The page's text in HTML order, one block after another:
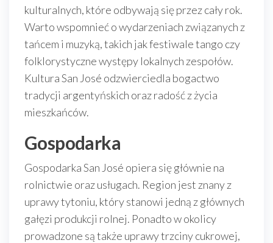
kulturalnych, które odbywają się przez cały rok.
Warto wspomnieć o wydarzeniach związanych z
tańcem i muzyką, takich jak festiwale tango czy
folklorystyczne występy lokalnych zespołów.
Kultura San José odzwierciedla bogactwo
tradycji argentyńskich oraz radość z życia
mieszkańców.
Gospodarka
Gospodarka San José opiera się głównie na
rolnictwie oraz usługach. Region jest znany z
uprawy tytoniu, który stanowi jedną z głównych
gałęzi produkcji rolnej. Ponadto w okolicy
prowadzone są także uprawy trzciny cukrowej,